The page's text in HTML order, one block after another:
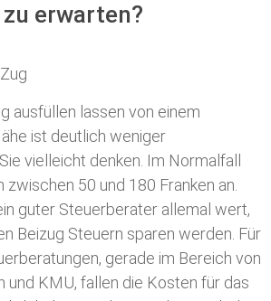
erwarten?
ausfüllen lassen von einem
ist deutlich weniger
vielleicht denken. Im Normalfall
zwischen 50 und 180 Franken an.
guter Steuerberater allemal wert,
Beizug Steuern sparen werden. Für
gerade im Bereich von
und KMU, fallen die Kosten für das